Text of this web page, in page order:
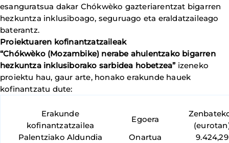
esanguratsua dakar Chókwèko gazteriarentzat bigarren
hezkuntza inklusiboago, seguruago eta eraldatzaileago
baterantz.
Proiektuaren kofinantzatzaileak
“Chókwèko (Mozambike) nerabe ahulentzako bigarren
hezkuntza inklusiborako sarbidea hobetzea”izeneko
proiektu hau, gaur arte, honako erakunde hauek
kofinantzatu dute:
Erakunde
kofinantzatzailea
Egoera
Palentziako Aldundia
Onartua
9.424,29